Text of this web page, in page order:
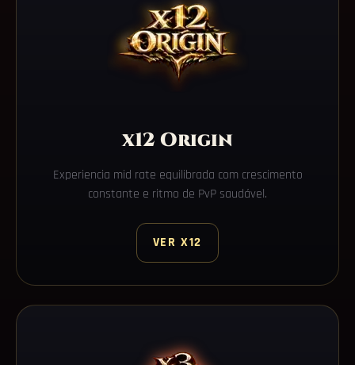
x12 Origin
Experiencia mid rate equilibrada com crescimento
constante e ritmo de PvP saudável.
VER X12